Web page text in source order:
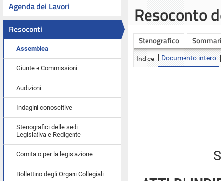
Agenda dei Lavori
Resoconti
Assemblea
Giunte e Commissioni
Audizioni
Indagini conoscitive
Stenografici delle sedi
Legislativa e Redigente
Comitato per la legislazione
Bollettino degli Organi Collegiali
Resoconto
Stenografico
Indice Documento intero